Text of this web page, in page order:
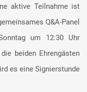
aktive Teilnahme ist
Q&A-Panel
um 12:30 Uhr
beiden Ehrengästen
es eine Signierstunde